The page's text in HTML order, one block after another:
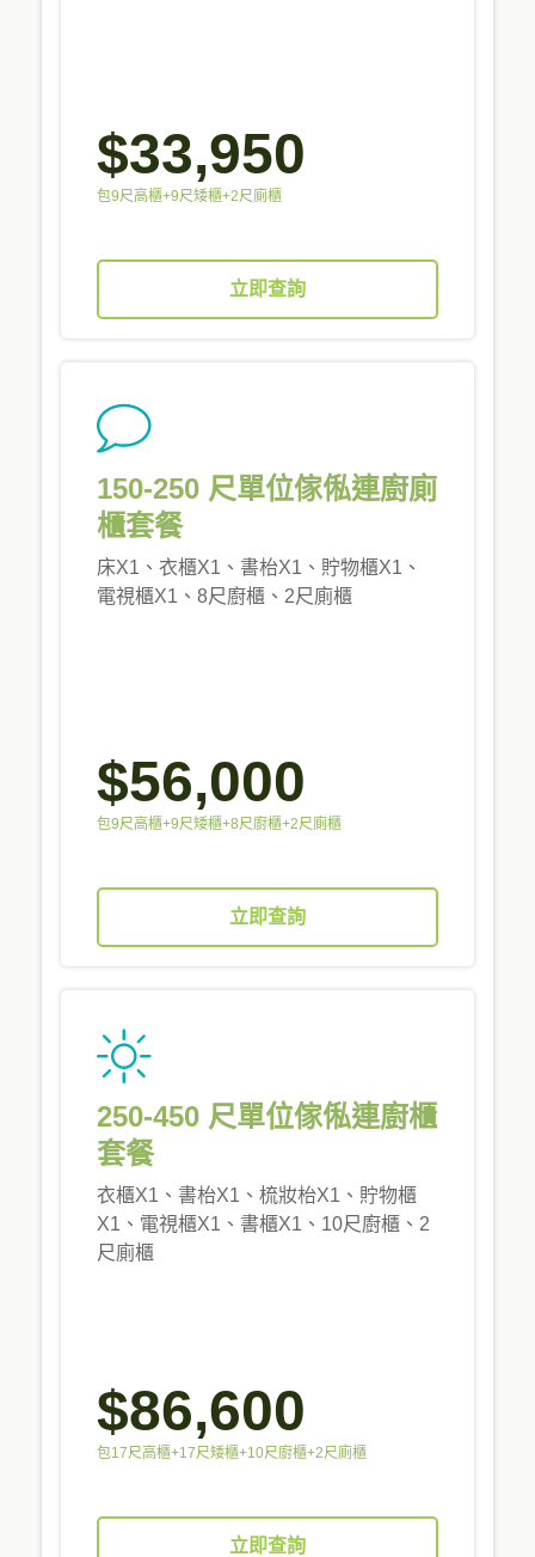
$33,950
包9尺高櫃+9尺矮櫃+2尺廁櫃
立即查詢
150-250 尺單位傢俬連廚廁
櫃套餐
床X1、衣櫃X1、書枱X1、貯物櫃X1、
電視櫃X1、8尺廚櫃、2尺廁櫃
$56,000
包9尺高櫃+9尺矮櫃+8尺廚櫃+2尺廁櫃
立即查詢
250-450 尺單位傢俬連廚櫃
套餐
衣櫃X1、書枱X1、梳妝枱X1、貯物櫃
X1、電視櫃X1、書櫃X1、10尺廚櫃、2
尺廁櫃
$86,600
包17尺高櫃+17尺矮櫃+10尺廚櫃+2尺廁櫃
立即查詢